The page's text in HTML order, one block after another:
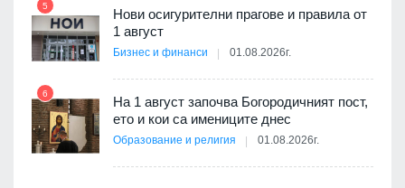
5
Нови осигурителни прагове и правила от
1 август
Бизнес и финанси 01.08.2026г.
6
На 1 август започва Богородичният пост,
ето и кои са имениците днес
Образование и религия 01.08.2026г.